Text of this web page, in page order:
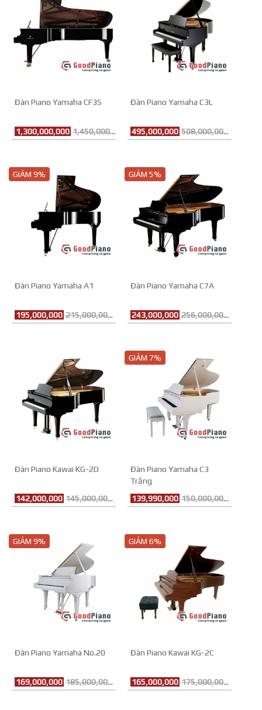
Đàn Piano Yamaha CF3S
1,300,000,000 1,450,000,000đ
Đàn Piano Yamaha C3L
495,000,000 508,000,000đ
GIẢM 9%
Đàn Piano Yamaha A1
195,000,000 215,000,000đ
GIẢM 5%
Đàn Piano Yamaha C7A
243,000,000 256,000,000đ
Đàn Piano Kawai KG-2D
142,000,000 145,000,000đ
GIẢM 7%
Đàn Piano Yamaha C3
Trắng
139,990,000 150,000,000đ
GIẢM 9%
Đàn Piano Yamaha No.20
169,000,000 185,000,000đ
GIẢM 6%
Đàn Piano Kawai KG-2C
165,000,000 175,000,000đ